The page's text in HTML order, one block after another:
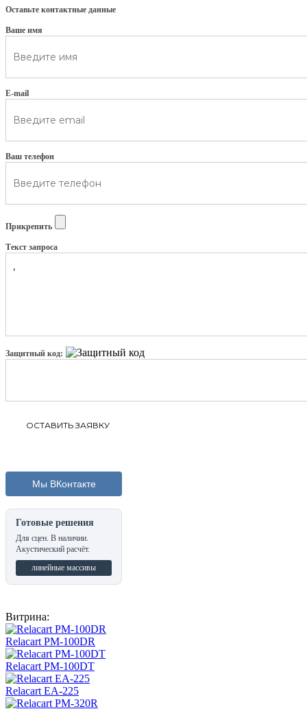
Оставьте контактные данные
Ваше имя
E-mail
Ваш телефон
Прикрепить
Текст запроса
Защитный код:
Мы ВКонтакте
Готовые решения
Для сцен. В наличии.
Акустический расчёт.
линейные массивы
Витрина:
Relacart PM-100DR
Relacart PM-100DT
Relacart EA-225